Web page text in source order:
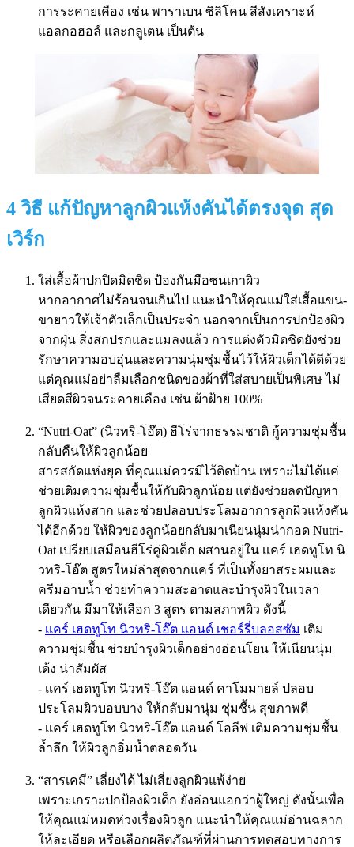
การระคายเคือง เช่น พาราเบน ซิลิโคน สีสังเคราะห์
แอลกอฮอล์ และกลูเตน เป็นต้น
4 วิธี แก้ปัญหาลูกผิวแห้งคันได้ตรงจุด สุด
เวิร์ก
ใส่เสื้อผ้าปกปิดมิดชิด ป้องกันมือซนเกาผิว
หากอากาศไม่ร้อนจนเกินไป แนะนำให้คุณแม่ใส่เสื้อแขน-
ขายาวให้เจ้าตัวเล็กเป็นประจำ นอกจากเป็นการปกป้องผิว
จากฝุ่น สิ่งสกปรกและแมลงแล้ว การแต่งตัวมิดชิดยังช่วย
รักษาความอบอุ่นและความนุ่มชุ่มชื้นไว้ให้ผิวเด็กได้ดีด้วย
แต่คุณแม่อย่าลืมเลือกชนิดของผ้าที่ใส่สบายเป็นพิเศษ ไม่
เสียดสีผิวจนระคายเคือง เช่น ผ้าฝ้าย 100%
“Nutri-Oat” (นิวทริ-โอ๊ต) ฮีโร่จากธรรมชาติ กู้ความชุ่มชื้น
กลับคืนให้ผิวลูกน้อย
สารสกัดแห่งยุค ที่คุณแม่ควรมีไว้ติดบ้าน เพราะไม่ได้แค่
ช่วยเติมความชุ่มชื้นให้กับผิวลูกน้อย แต่ยังช่วยลดปัญหา
ลูกผิวแห้งสาก และช่วยปลอบประโลมอาการลูกผิวแห้งคัน
ได้อีกด้วย ให้ผิวของลูกน้อยกลับมาเนียนนุ่มน่ากอด Nutri-
Oat เปรียบเสมือนฮีโร่คู่ผิวเด็ก ผสานอยู่ใน เเคร์ เฮดทูโท นิ
วทริ-โอ๊ต สูตรใหม่ล่าสุดจากแคร์ ที่เป็นทั้งยาสระผมและ
ครีมอาบน้ำ ช่วยทำความสะอาดและบำรุงผิวในเวลา
เดียวกัน มีมาให้เลือก 3 สูตร ตามสภาพผิว ดังนี้
- เเคร์ เฮดทูโท นิวทริ-โอ๊ต เเอนด์ เชอร์รี่บลอสซัม เติม
ความชุ่มชื้น ช่วยบำรุงผิวเด็กอย่างอ่อนโยน ให้เนียนนุ่ม
เด้ง น่าสัมผัส
- เเคร์ เฮดทูโท นิวทริ-โอ๊ต เเอนด์ คาโมมายล์ ปลอบ
ประโลมผิวบอบบาง ให้กลับมานุ่ม ชุ่มชื้น สุขภาพดี
- เเคร์ เฮดทูโท นิวทริ-โอ๊ต เเอนด์ โอลีฟ เติมความชุ่มชื้น
ล้ำลึก ให้ผิวลูกอิ่มน้ำตลอดวัน
“สารเคมี” เลี่ยงได้ ไม่เสี่ยงลูกผิวแพ้ง่าย
เพราะเกราะปกป้องผิวเด็ก ยังอ่อนแอกว่าผู้ใหญ่ ดังนั้นเพื่อ
ให้คุณแม่หมดห่วงเรื่องผิวลูก แนะนำให้คุณแม่อ่านฉลาก
ให้ละเอียด หรือเลือกผลิตภัณฑ์ที่ผ่านการทดสอบทางการ